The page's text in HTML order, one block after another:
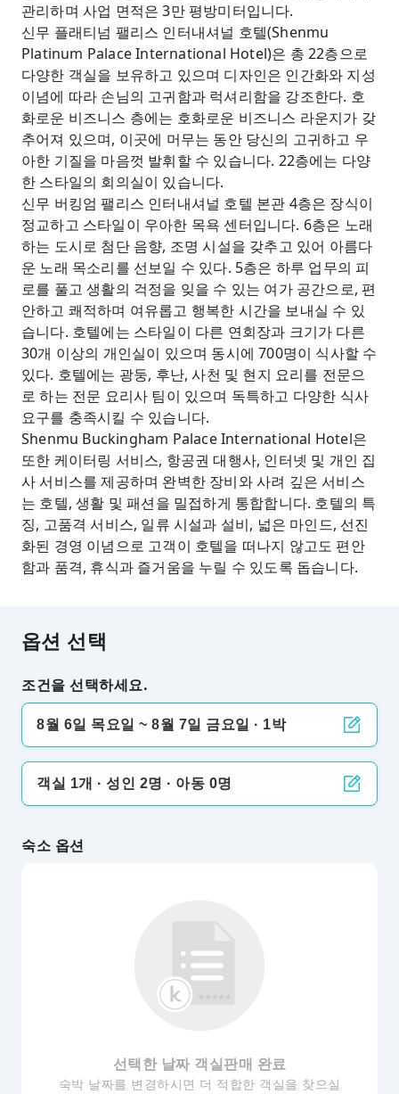
관리하며 사업 면적은 3만 평방미터입니다.
신무 플래티넘 팰리스 인터내셔널 호텔(Shenmu
Platinum Palace International Hotel)은 총 22층으로
다양한 객실을 보유하고 있으며 디자인은 인간화와 지성
이념에 따라 손님의 고귀함과 럭셔리함을 강조한다. 호
화로운 비즈니스 층에는 호화로운 비즈니스 라운지가 갖
추어져 있으며, 이곳에 머무는 동안 당신의 고귀하고 우
아한 기질을 마음껏 발휘할 수 있습니다. 22층에는 다양
한 스타일의 회의실이 있습니다.
신무 버킹엄 팰리스 인터내셔널 호텔 본관 4층은 장식이
정교하고 스타일이 우아한 목욕 센터입니다. 6층은 노래
하는 도시로 첨단 음향, 조명 시설을 갖추고 있어 아름다
운 노래 목소리를 선보일 수 있다. 5층은 하루 업무의 피
로를 풀고 생활의 걱정을 잊을 수 있는 여가 공간으로, 편
안하고 쾌적하며 여유롭고 행복한 시간을 보내실 수 있
습니다. 호텔에는 스타일이 다른 연회장과 크기가 다른
30개 이상의 개인실이 있으며 동시에 700명이 식사할 수
있다. 호텔에는 광둥, 후난, 사천 및 현지 요리를 전문으
로 하는 전문 요리사 팀이 있으며 독특하고 다양한 식사
요구를 충족시킬 수 있습니다.
Shenmu Buckingham Palace International Hotel은
또한 케이터링 서비스, 항공권 대행사, 인터넷 및 개인 집
사 서비스를 제공하며 완벽한 장비와 사려 깊은 서비스
는 호텔, 생활 및 패션을 밀접하게 통합합니다. 호텔의 특
징, 고품격 서비스, 일류 시설과 설비, 넓은 마인드, 선진
화된 경영 이념으로 고객이 호텔을 떠나지 않고도 편안
함과 품격, 휴식과 즐거움을 누릴 수 있도록 돕습니다.
옵션 선택
조건을 선택하세요.
8월 6일 목요일 ~ 8월 7일 금요일 · 1박
객실 1개 · 성인 2명 · 아동 0명
숙소 옵션
선택한 날짜 객실판매 완료
숙박 날짜를 변경하시면 더 적합한 객실을 찾으실